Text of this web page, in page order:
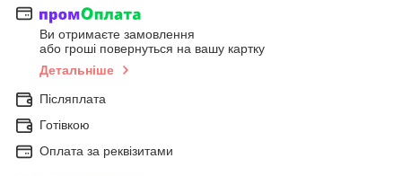
Ви отримаєте замовлення
або гроші повернуться на вашу картку
Детальніше
Післяплата
Готівкою
Оплата за реквізитами